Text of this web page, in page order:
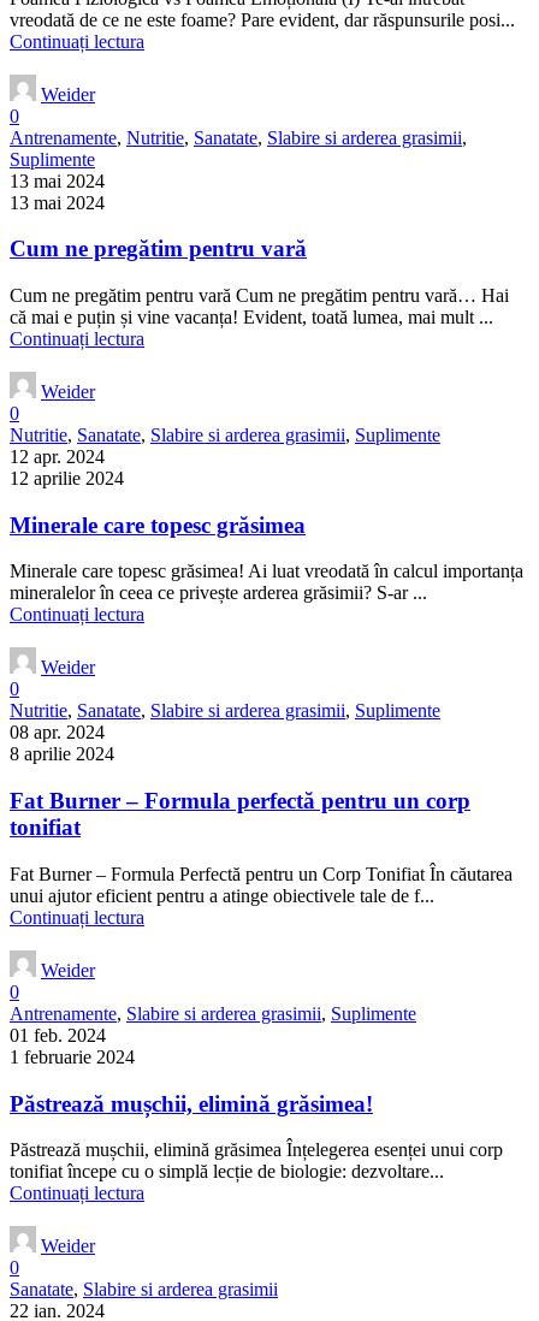
vreodată de ce ne este foame? Pare evident, dar răspunsurile posi...
Continuați lectura
Weider
0
Antrenamente, Nutritie, Sanatate, Slabire si arderea grasimii,
Suplimente
13 mai 2024
13 mai 2024
Cum ne pregătim pentru vară
Cum ne pregătim pentru vară Cum ne pregătim pentru vară… Hai
că mai e puțin și vine vacanța! Evident, toată lumea, mai mult ...
Continuați lectura
Weider
0
Nutritie, Sanatate, Slabire si arderea grasimii, Suplimente
12 apr. 2024
12 aprilie 2024
Minerale care topesc grăsimea
Minerale care topesc grăsimea! Ai luat vreodată în calcul importanța
mineralelor în ceea ce privește arderea grăsimii? S-ar ...
Continuați lectura
Weider
0
Nutritie, Sanatate, Slabire si arderea grasimii, Suplimente
08 apr. 2024
8 aprilie 2024
Fat Burner – Formula perfectă pentru un corp
tonifiat
Fat Burner – Formula Perfectă pentru un Corp Tonifiat În căutarea
unui ajutor eficient pentru a atinge obiectivele tale de f...
Continuați lectura
Weider
0
Antrenamente, Slabire si arderea grasimii, Suplimente
01 feb. 2024
1 februarie 2024
Păstrează mușchii, elimină grăsimea!
Păstrează mușchii, elimină grăsimea Înțelegerea esenței unui corp
tonifiat începe cu o simplă lecție de biologie: dezvoltare...
Continuați lectura
Weider
0
Sanatate, Slabire si arderea grasimii
22 ian. 2024